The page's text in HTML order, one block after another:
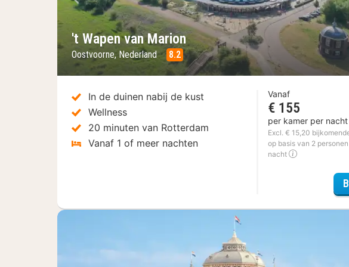
Vorige foto
't Wapen van Marion
Oostvoorne, Nederland 8.2
In de duinen nabij de kust
Wellness
20 minuten van Rotterdam
Vanaf 1 of meer nachten
Vanaf
€ 155
per kamer per nacht
Excl. € 15,20
op basis van 2 personen
nacht